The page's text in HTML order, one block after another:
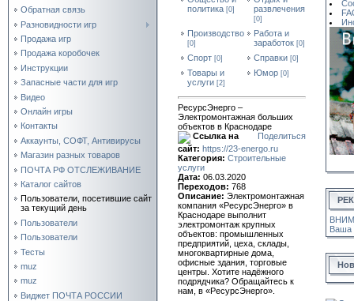
Обратная связь
Разновидности игр
Продажа игр
Продажа коробочек
Инструкции
Запасные части для игр
Видео
Онлайн игры
Контакты
Аккаунты, СОФТ, Антивирусы
Магазин разных товаров
ПОЧТА РФ ОТСЛЕЖИВАНИЕ
Каталог сайтов
Пользователи, посетившие сайт
за текущий день
Пользователи
Пользователи
Тесты
muz
muz
Виджет ПОЧТА РОССИИ
политика [0]
развлечения
[0]
Производство
[0]
Работа и
заработок [0]
Спорт [0] Справки [0]
Товары и
услуги [2]
Юмор [0]
РесурсЭнерго –
Электромонтажная больших
объектов в Краснодаре
Поделиться
Ссылка на
сайт: https://23-energo.ru
Категория: Строительные
услуги
Дата: 06.03.2020
Переходов: 768
Описание: Электромонтажная
компания «РесурсЭнерго» в
Краснодаре выполнит
электромонтаж крупных
объектов: промышленных
предприятий, цеха, склады,
многоквартирные дома,
офисные здания, торговые
центры. Хотите надёжного
подрядчика? Обращайтесь к
нам, в «РесурсЭнерго».
Ваша